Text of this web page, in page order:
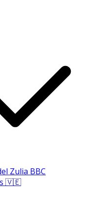
Zulia BBC
🇻🇪